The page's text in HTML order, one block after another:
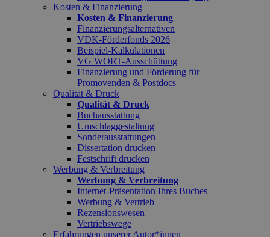
Kosten & Finanzierung
Kosten & Finanzierung
Finanzierungsalternativen
VDK-Förderfonds 2026
Beispiel-Kalkulationen
VG WORT-Ausschüttung
Finanzierung und Förderung für
Promovenden & Postdocs
Qualität & Druck
Qualität & Druck
Buchausstattung
Umschlaggestaltung
Sonderausstattungen
Dissertation drucken
Festschrift drucken
Werbung & Verbreitung
Werbung & Verbreitung
Internet-Präsentation Ihres Buches
Werbung & Vertrieb
Rezensionswesen
Vertriebswege
Erfahrungen unserer Autor*innen